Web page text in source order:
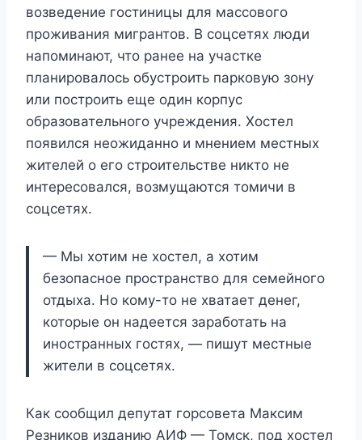
возведение гостиницы для массового
проживания мигрантов. В соцсетях люди
напоминают, что ранее на участке
планировалось обустроить парковую зону
или построить еще один корпус
образовательного учреждения. Хостел
появился неожиданно и мнением местных
жителей о его строительстве никто не
интересовался, возмущаются томичи в
соцсетях.
— Мы хотим не хостел, а хотим
безопасное пространство для семейного
отдыха. Но кому-то не хватает денег,
которые он надеется заработать на
иностранных гостях, — пишут местные
жители в соцсетях.
Как сообщил депутат горсовета Максим
Резников изданию АИФ — Томск, под хостел